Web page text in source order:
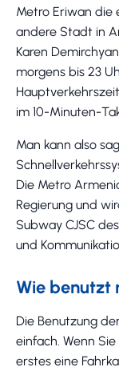
Metro Eriwan die
andere Stadt in
Karen
morgens bis 23
im 10-Minuten-
Man kann also
Die Metro
Regierung und
Subway CJSC
und
Wie benutzt
Die Benutzung
einfach. Wenn
erstes eine